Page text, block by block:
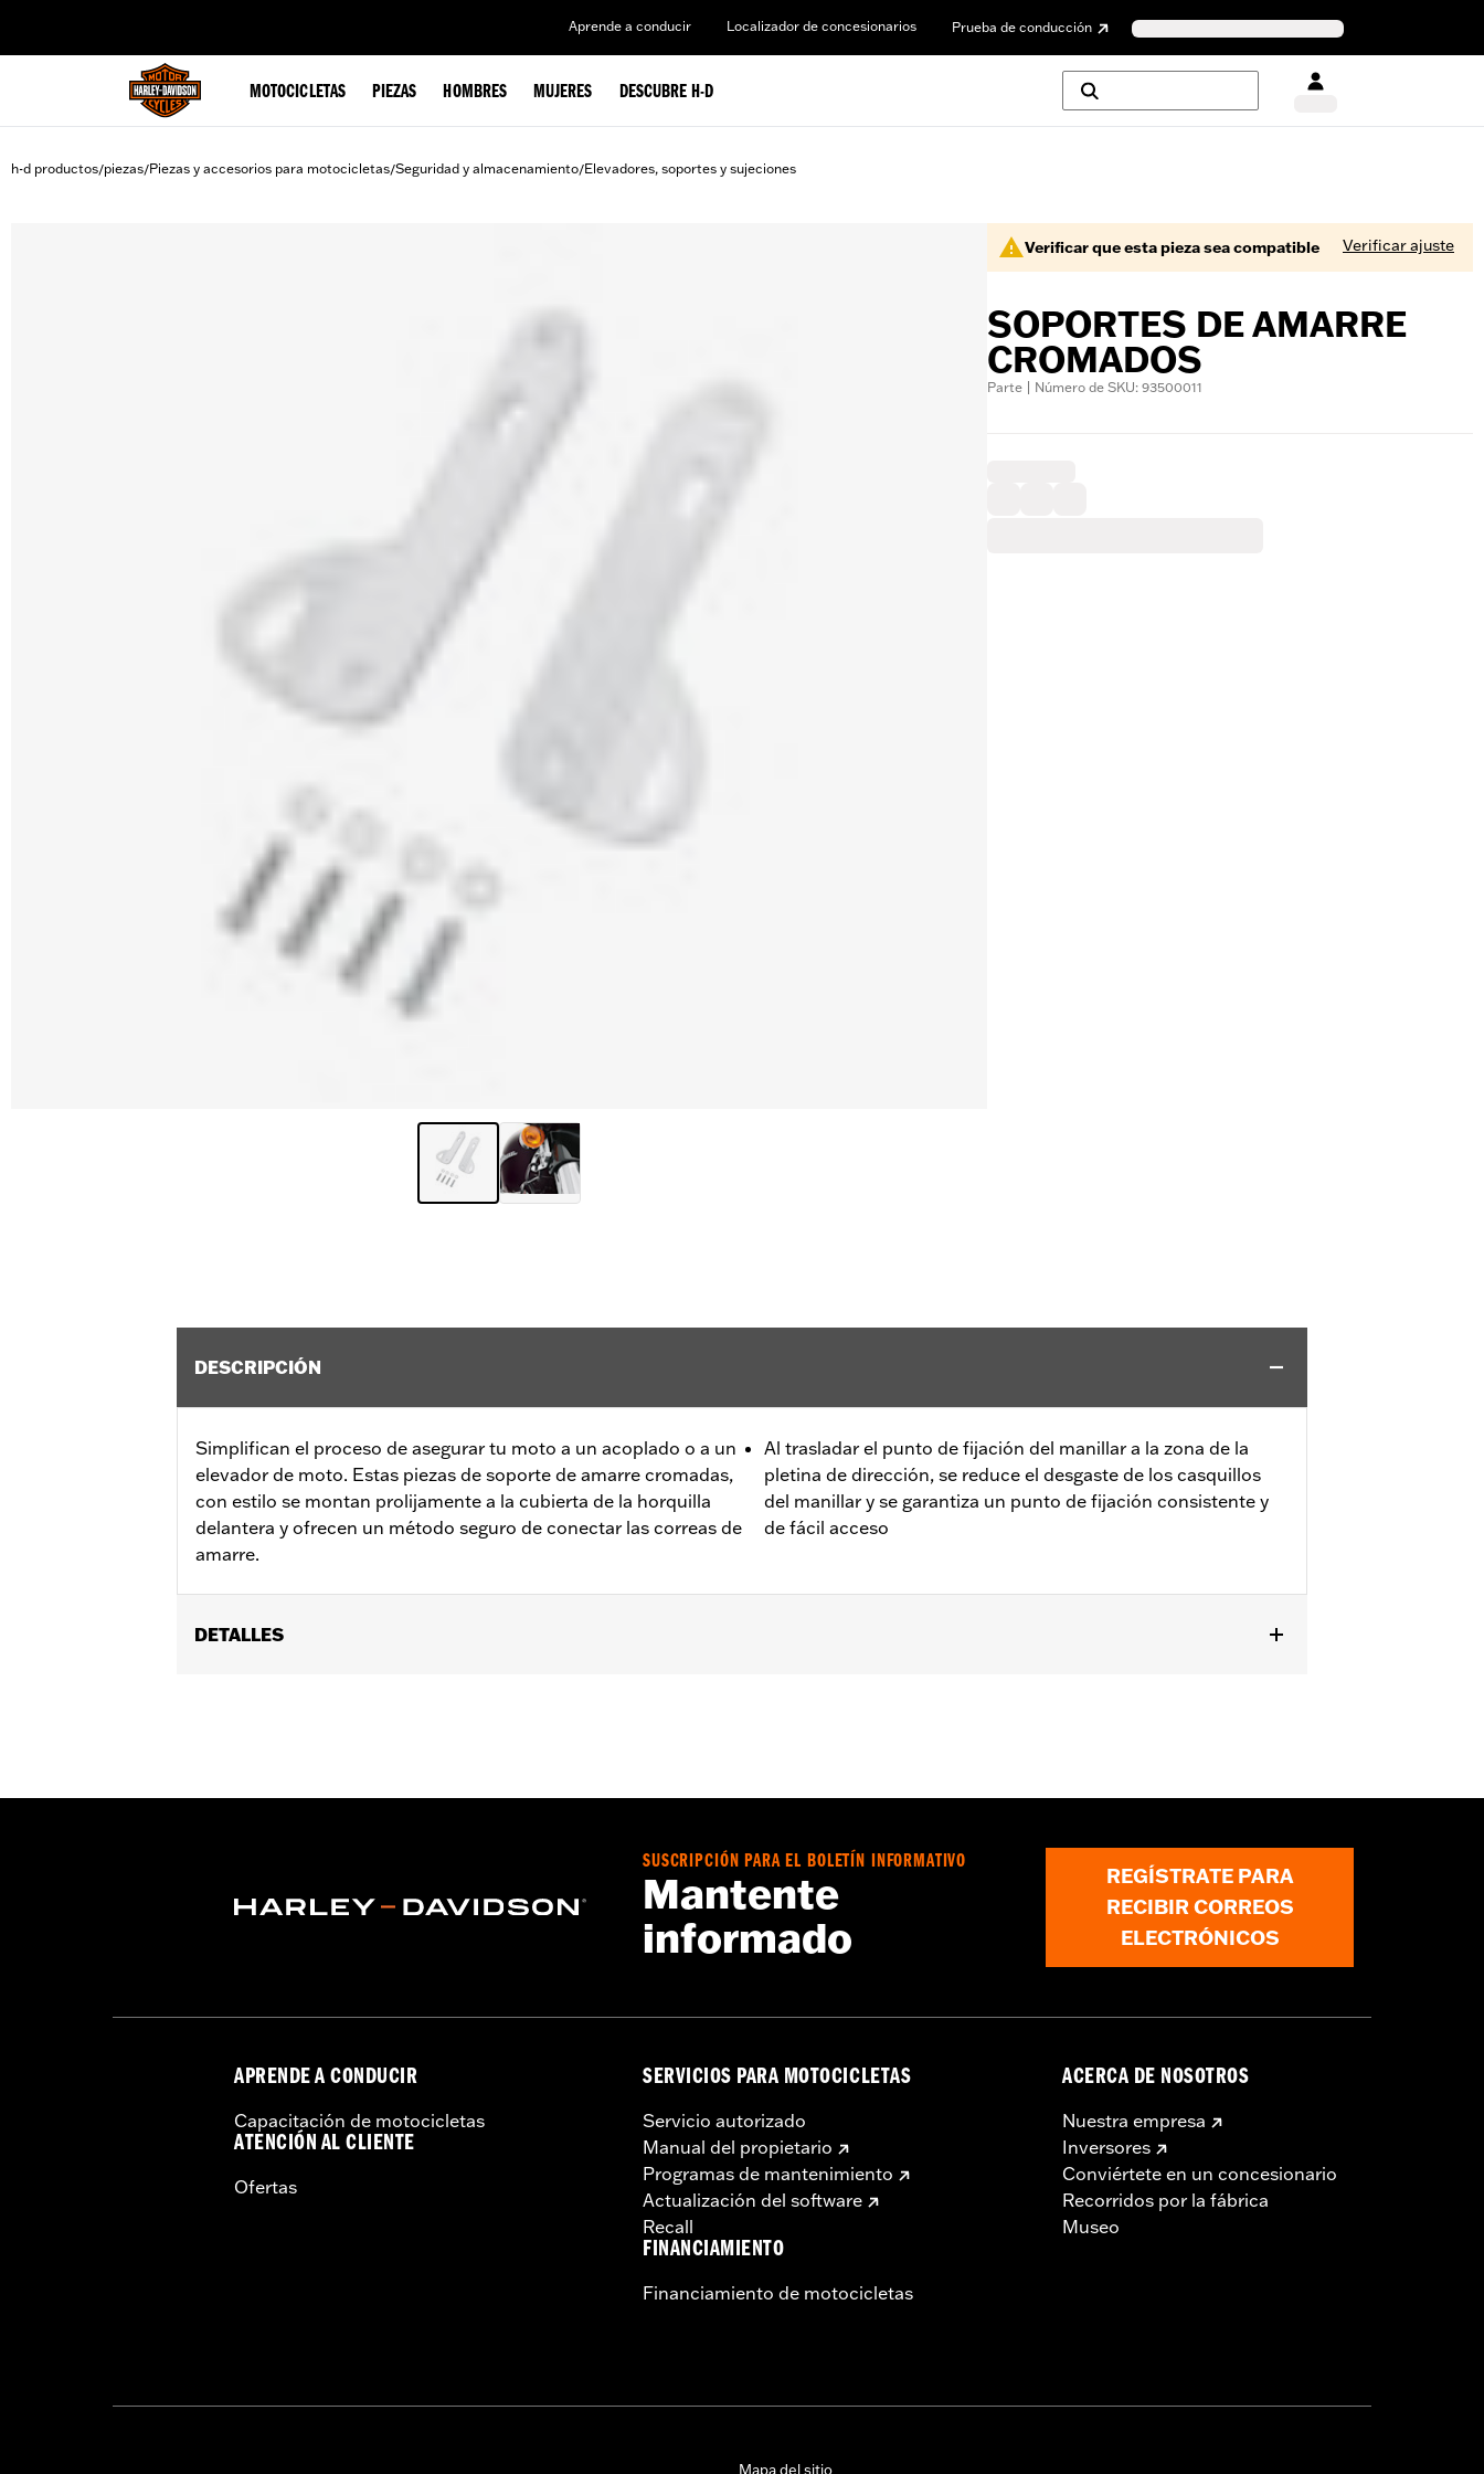
Aprende a conducir Localizador de concesionarios Prueba de conducción
MOTOCICLETAS PIEZAS HOMBRES MUJERES DESCUBRE H-D
h-d productos/piezas/Piezas y accesorios para motocicletas/Seguridad y almacenamiento/Elevadores, soportes y sujeciones
Verificar que esta pieza sea compatible Verificar ajuste
SOPORTES DE AMARRE
CROMADOS
Parte | Número de SKU: 93500011
DESCRIPCIÓN
Simplifican el proceso de asegurar tu moto a un acoplado o a un
elevador de moto. Estas piezas de soporte de amarre cromadas,
con estilo se montan prolijamente a la cubierta de la horquilla
delantera y ofrecen un método seguro de conectar las correas de
amarre.
Al trasladar el punto de fijación del manillar a la zona de la
pletina de dirección, se reduce el desgaste de los casquillos
del manillar y se garantiza un punto de fijación consistente y
de fácil acceso
DETALLES
GARANTÍA:1 year limited warranty – Go towww.h-d.com/warrantyfor full details
SUSCRIPCIÓN PARA EL BOLETÍN INFORMATIVO
Mantente
informado
REGÍSTRATE PARA
RECIBIR CORREOS
ELECTRÓNICOS
APRENDE A CONDUCIR
Capacitación de motocicletas
ATENCIÓN AL CLIENTE
Ofertas
SERVICIOS PARA MOTOCICLETAS
Servicio autorizado
Manual del propietario
Programas de mantenimiento
Actualización del software
Recall
FINANCIAMIENTO
Financiamiento de motocicletas
ACERCA DE NOSOTROS
Nuestra empresa
Inversores
Conviértete en un concesionario
Recorridos por la fábrica
Museo
Mapa del sitio